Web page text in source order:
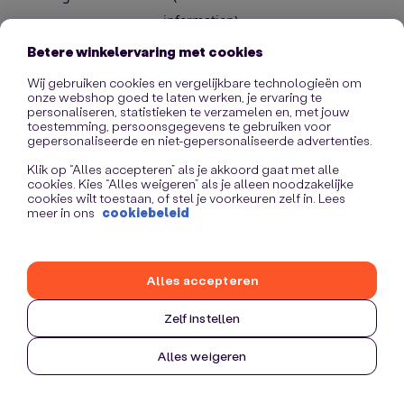
information).
Betere winkelervaring met cookies
Wij gebruiken cookies en vergelijkbare technologieën om
onze webshop goed te laten werken, je ervaring te
personaliseren, statistieken te verzamelen en, met jouw
toestemming, persoonsgegevens te gebruiken voor
gepersonaliseerde en niet-gepersonaliseerde advertenties.
Klik op “Alles accepteren” als je akkoord gaat met alle
cookies. Kies “Alles weigeren” als je alleen noodzakelijke
cookies wilt toestaan, of stel je voorkeuren zelf in. Lees
meer in ons cookiebeleid
Zelf instellen
Alles weigeren
Alles accepteren